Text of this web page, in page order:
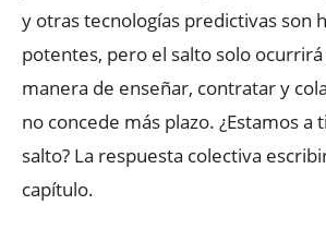
y otras tecnologías predictivas son
potentes, pero el salto solo ocurrirá
manera de enseñar, contratar y
no concede más plazo. ¿Estamos a
salto? La respuesta colectiva
capítulo.